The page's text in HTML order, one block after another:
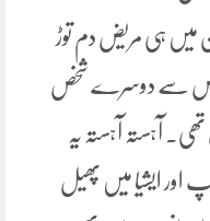
دن میں ہی مریض دم توڑ
شخص سے دوسرے شخص
آہستہ آہستہ یہ
اور ایشیا میں پھیل